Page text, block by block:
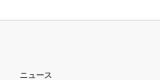
ニュース